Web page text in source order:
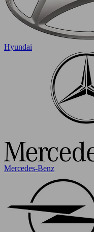
Hyundai
Mercedes-Benz